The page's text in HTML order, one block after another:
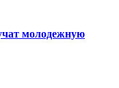
молодежную